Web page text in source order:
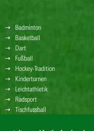
Badminton
Basketball
Dart
Fußball
Hockey-Tradition
Kinderturnen
Leichtathletik
Radsport
Tischfussball